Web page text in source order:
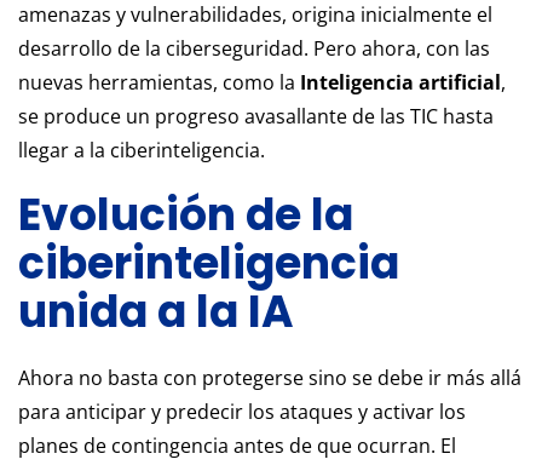
amenazas y vulnerabilidades, origina inicialmente el
desarrollo de la ciberseguridad. Pero ahora, con las
nuevas herramientas, como la Inteligencia artificial,
se produce un progreso avasallante de las TIC hasta
llegar a la ciberinteligencia.
Evolución de la
ciberinteligencia
unida a la IA
Ahora no basta con protegerse sino se debe ir más allá
para anticipar y predecir los ataques y activar los
planes de contingencia antes de que ocurran. El